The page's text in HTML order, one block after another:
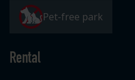
Pet-free park
Rental